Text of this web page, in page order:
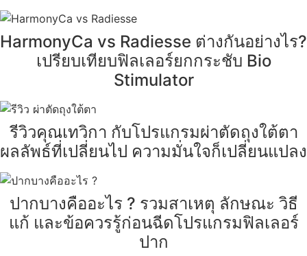
HarmonyCa vs Radiesse ต่างกันอย่างไร?
เปรียบเทียบฟิลเลอร์ยกกระชับ Bio
Stimulator
รีวิวคุณเทวิกา กับโปรแกรมผ่าตัดถุงใต้ตา
ผลลัพธ์ที่เปลี่ยนไป ความมั่นใจก็เปลี่ยนแปลง
ปากบางคืออะไร ? รวมสาเหตุ ลักษณะ วิธี
แก้ และข้อควรรู้ก่อนฉีดโปรแกรมฟิลเลอร์
ปาก